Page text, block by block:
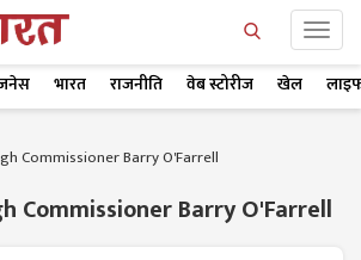
भारत राजनीति वेब स्टोरीज खेल
Commissioner Barry O'Farrell
Commissioner Barry O'Farrell